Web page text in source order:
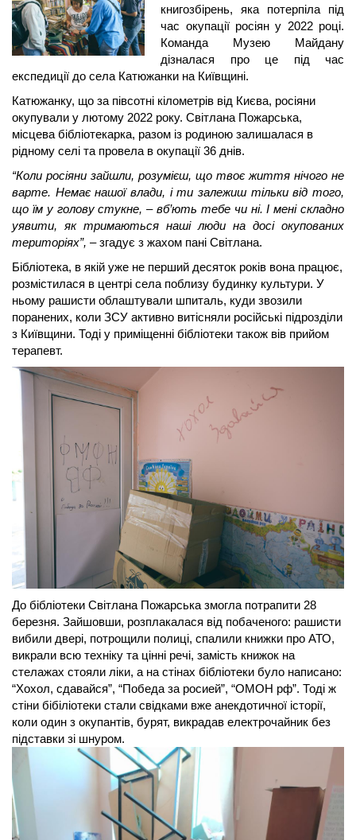
книгозбірень, яка потерпіла під
час окупації росіян у 2022 році.
Команда Музею Майдану
дізналася про це під час
експедиції до села Катюжанки на Київщині.
Катюжанку, що за півсотні кілометрів від Києва, росіяни
окупували у лютому 2022 року. Світлана Пожарська,
місцева бібліотекарка, разом із родиною залишалася в
рідному селі та провела в окупації 36 днів.
“Коли росіяни зайшли, розумієш, що твоє життя нічого не
варте. Немає нашої влади, і ти залежиш тільки від того,
що їм у голову стукне, – вб’ють тебе чи ні. І мені складно
уявити, як тримаються наші люди на досі окупованих
територіях”, – згадує з жахом пані Світлана.
Бібліотека, в якій уже не перший десяток років вона працює,
розмістилася в центрі села поблизу будинку культури. У
ньому рашисти облаштували шпиталь, куди звозили
поранених, коли ЗСУ активно витісняли російські підрозділи
з Київщини. Тоді у приміщенні бібліотеки також вів прийом
терапевт.
До бібліотеки Світлана Пожарська змогла потрапити 28
березня. Зайшовши, розплакалася від побаченого: рашисти
вибили двері, потрощили полиці, спалили книжки про АТО,
викрали всю техніку та цінні речі, замість книжок на
стелажах стояли ліки, а на стінах бібліотеки було написано:
“Хохол, сдавайся”, “Победа за росией”, “ОМОН рф”. Тоді ж
стіни бібіліотеки стали свідками вже анекдотичної історії,
коли один з окупантів, бурят, викрадав електрочайник без
підставки зі шнуром.